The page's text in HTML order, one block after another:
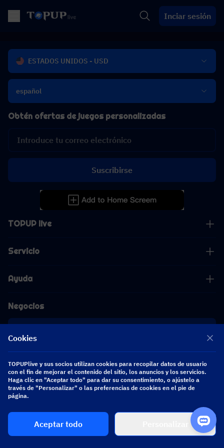
Inciar sesión
ESTADOS UNIDOS - USD
español
TOPUP live
Servicio
Ayuda
Negocios
[email protected]
[email protected]
Obtén ofertas de juegos personalizadas
Suscribirse
Síguenos
Copyright 2026 SEA WHALE TECHNOLOGY PTE.LTD. All Rights Reserved.
Cookies
TOPUPlive y sus socios utilizan cookies para recopilar datos de usuario
con el fin de mejorar el contenido del sitio, los anuncios y los servicios.
Haga clic en "Aceptar todo" para dar su consentimiento, o ajústelo a
través de "Personalizar" o las preferencias de cookies en el pie de
página.
Aceptar todo